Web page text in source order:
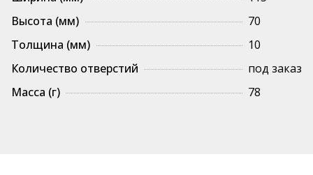
с
Высота (мм)
70
Толщина (мм)
10
Количество отверстий
под заказ
Масса (г)
78